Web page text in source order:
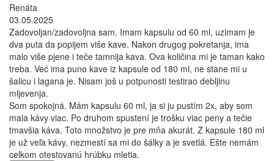
Renáta
03.05.2025
Zadovoljan/zadovoljna sam. Imam kapsulu od 60 ml, uzimam je
dva puta da popijem više kave. Nakon drugog pokretanja, ima
malo više pjene i teče tamnija kava. Ova količina mi je taman kako
treba. Već ima puno kave iz kapsule od 180 ml, ne stane mi u
šalicu i lagana je. Nisam još u potpunosti testirao debljinu
mljevenja.
Som spokojná. Mám kapsulu 60 ml, ja si ju pustím 2x, aby som
mala kávy viac. Po druhom spustení je trošku viac peny a tečie
tmavšia káva. Toto množstvo je pre mňa akurát. Z kapsule 180 ml
je už veľa kávy, nezmestí sa mi do šálky a je svetlá. Ešte nemám
celkom otestovanú hrúbku mletia.